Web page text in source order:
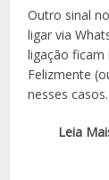
Outro sinal
ligar via
ligação ficam
Felizmente
nesses casos.
Leia